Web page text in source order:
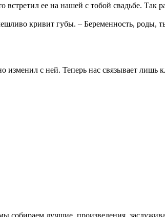
ее на нашей с тобой свадьбе. Так
кривит губы. – Беременность, роды,
изменил с ней. Теперь нас связывает
собираем лучшие произведения,